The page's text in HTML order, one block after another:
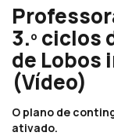
3.º ciclos
de Lobos
(Vídeo)
O plano de
ativado.